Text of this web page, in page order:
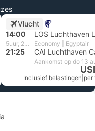
Vlucht
14:00
5uur, 25m Economy | Egyptair
21:25 CAI Luchthaven
Aankomst op do 13
Inclusief belastingen per